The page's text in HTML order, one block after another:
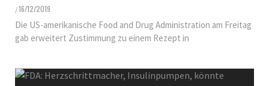
/16/12/2019
Die US-amerikanische Food and Drug Administration am Freitag
gab erweitert Zustimmung zu einem Rezept in